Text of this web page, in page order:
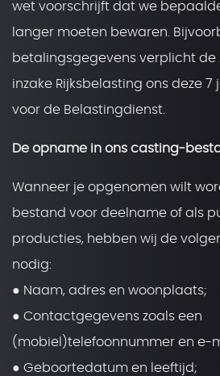
wet voorschrijft dat we
langer moeten bewaren.
betalingsgegevens verplicht de
inzake Rijksbelasting ons deze
voor de Belastingdienst.
De opname in ons casting-
Wanneer je opgenomen wilt
bestand voor deelname of als
producties, hebben wij de
nodig:
● Naam, adres en woonplaats;
● Contactgegevens zoals een
(mobiel)telefoonnummer en e-
● Geboortedatum en leeftijd;